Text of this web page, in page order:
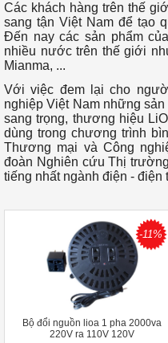
Các khách hàng trên thế
sang tận Việt Nam để tạo
Đến nay các sản phẩm
nhiều nước trên thế giới
Mianma, ...
Với việc đem lại cho
nghiệp Việt Nam những
sang trọng, thương hiệu
dùng trong chương trình
Thương mại và Công
đoàn Nghiên cứu Thị
tiếng nhất ngành điện - điện
-11%
Bộ đổi nguồn lioa 1 pha 2000va
220V ra 110V 120V